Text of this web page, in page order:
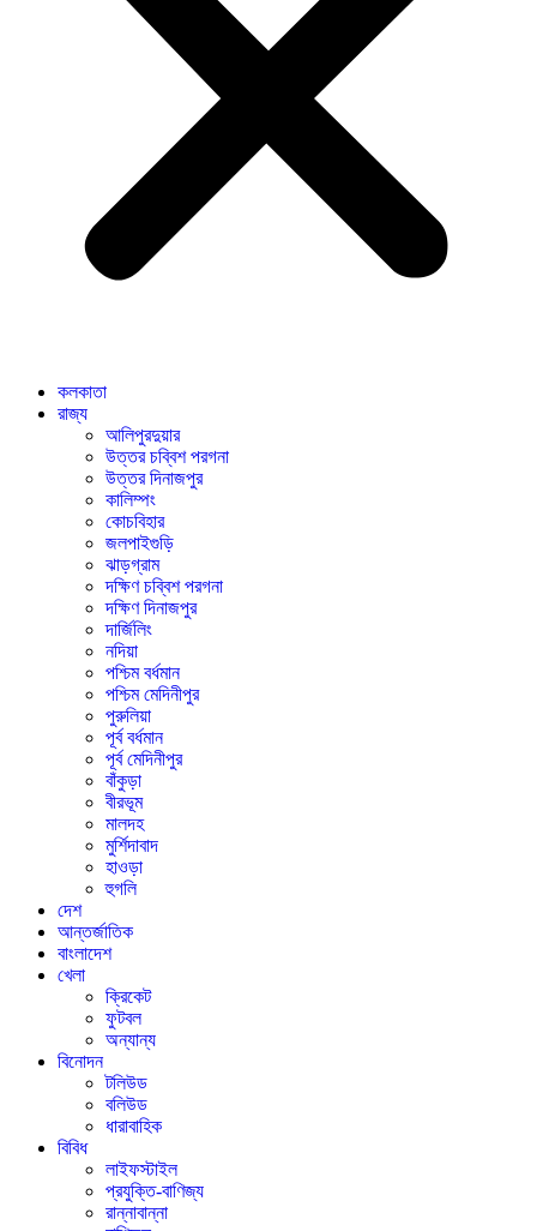
কলকাতা
রাজ্য
আলিপুরদুয়ার
উত্তর চব্বিশ পরগনা
উত্তর দিনাজপুর
কালিম্পং
কোচবিহার
জলপাইগুড়ি
ঝাড়গ্রাম
দক্ষিণ চব্বিশ পরগনা
দক্ষিণ দিনাজপুর
দার্জিলিং
নদিয়া
পশ্চিম বর্ধমান
পশ্চিম মেদিনীপুর
পুরুলিয়া
পূর্ব বর্ধমান
পূর্ব মেদিনীপুর
বাঁকুড়া
বীরভূম
মালদহ
মুর্শিদাবাদ
হাওড়া
হুগলি
দেশ
আন্তর্জাতিক
বাংলাদেশ
খেলা
ক্রিকেট
ফুটবল
অন্যান্য
বিনোদন
টলিউড
বলিউড
ধারাবাহিক
বিবিধ
লাইফস্টাইল
প্রযুক্তি-বাণিজ্য
রান্নাবান্না